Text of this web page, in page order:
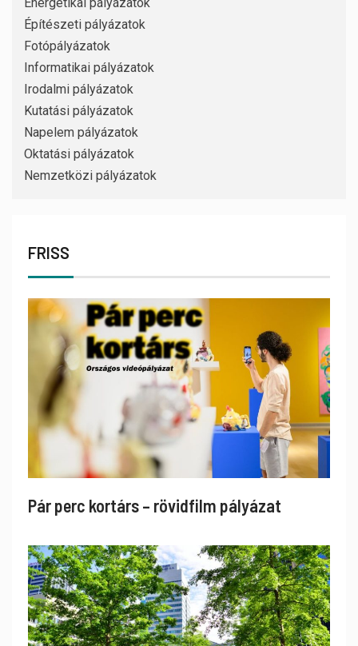
Építészeti pályázatok
Fotópályázatok
Informatikai pályázatok
Irodalmi pályázatok
Kutatási pályázatok
Napelem pályázatok
Oktatási pályázatok
Nemzetközi pályázatok
FRISS
Pár perc kortárs – rövidfilm pályázat